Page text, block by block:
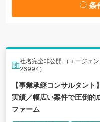
条
社名完全非公開 （エージェ
26994）
【事業承継コンサルタン
実績／幅広い案件で圧倒的
ファーム